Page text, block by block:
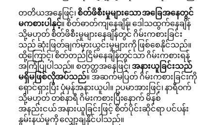
တတိယအနေဖြင့်၊ စိတ်ဖိစီးမှုများသော အခြေအနေတွင်
မကစားပါနှင့်။ စိတ်ဓာတ်ကျနေချိန်၊ ဒေါသထွက်နေချိန်
သို့မဟုတ် စိတ်ဖိစီးမှုများနေချိန်တွင် ဂိမ်းကစားခြင်း
သည် ဆုံးဖြတ်ချက်မှားယွင်းမှုများကို ဖြစ်စေနိုင်သည်။
ထို့ကြောင့်၊ စိတ်တည်ငြိမ်နေချိန်တွင်သာ ဂိမ်းကစားရန်
အကြံပြုပါသည်။ စတုတ္ထအနေဖြင့်၊အနားယူခြင်းသည်
မရှိမဖြစ်လိုအပ်သည်။ အဆက်မပြတ် ဂိမ်းကစားခြင်းကို
ရှောင်ရှားပြီး ပုံမှန်အနားယူပါ။ ဥပမာအားဖြင့်၊ နာရီဝက်
သို့မဟုတ် တစ်နာရီ ဂိမ်းကစားပြီးနောက် မိနစ်
အနည်းငယ် အနားယူခြင်းဖြင့် စိတ်ပိုင်းဆိုင်ရာ ပင်ပန်း
နွမ်းနယ်မှုကို လျှော့ချနိုင်ပါသည်။